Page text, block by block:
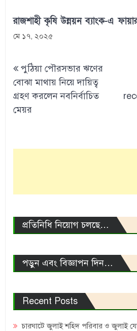
রাজশাহী কৃষি উন্নয়ন ব্যাংক-এ
মে ১৭, ২০২৫
Post
navigation
পুঠিয়া পৌরসভার ঋণের
বোঝা মাথায় নিয়ে দায়িত্ব
গ্রহণ করলেন নবনির্বাচিত
মেয়র
প্রতিনিধি নিয়োগ চলছে…
পড়ুন এবং বিজ্ঞাপন দিন…
Recent Posts
চারঘাটে জুলাই শহিদ পরিবার ও জুলাই